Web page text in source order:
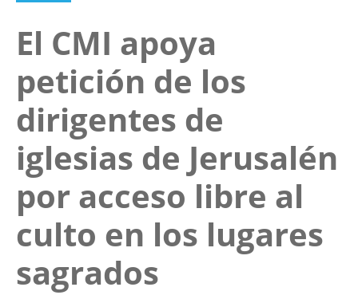
El CMI apoya
petición de los
dirigentes de
iglesias de Jerusalén
por acceso libre al
culto en los lugares
sagrados